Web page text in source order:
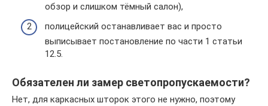
обзор и слишком тёмный салон),
полицейский останавливает вас и просто
выписывает постановление по части 1 статьи
12.5.
Обязателен ли замер светопропускаемости?
Нет, для каркасных шторок этого не нужно, поэтому